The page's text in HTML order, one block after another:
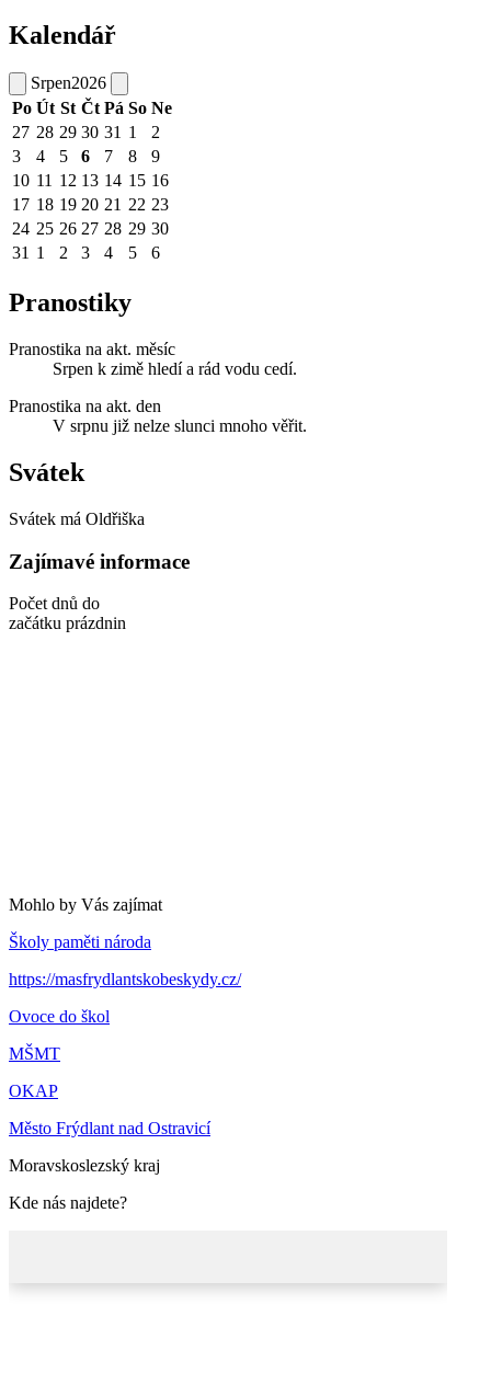
Kalendář
Srpen2026
Po Út St Čt Pá So Ne
27 28 29 30 31 1
2
3
4 5 6 7 8
9
10 11 12 13 14 15 16
17 18 19 20 21 22 23
24 25 26 27 28 29 30
31 1 2 3 4 5 6
Pranostiky
Pranostika na akt. měsíc
Srpen k zimě hledí a rád vodu cedí.
Pranostika na akt. den
V srpnu již nelze slunci mnoho věřit.
Svátek
Svátek má Oldřiška
Zajímavé informace
Počet dnů do
začátku prázdnin
Mohlo by Vás zajímat
Školy paměti národa
https://masfrydlantskobeskydy.cz/
Ovoce do škol
MŠMT
OKAP
Město Frýdlant nad Ostravicí
Moravskoslezský kraj
Kde nás najdete?